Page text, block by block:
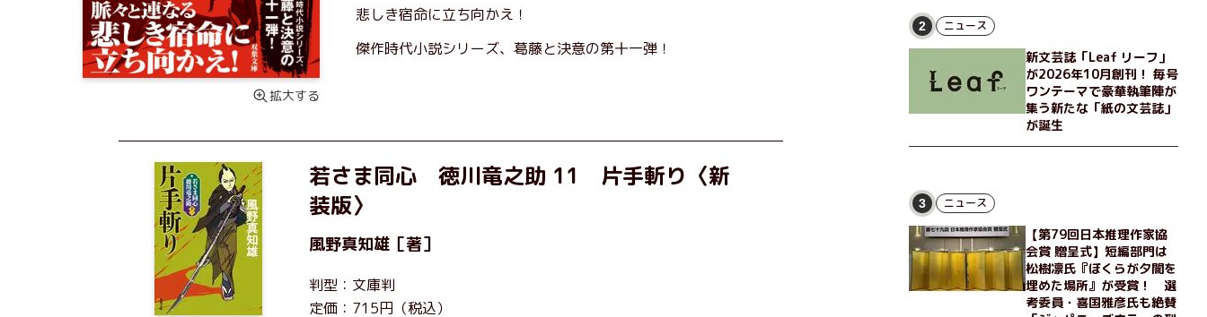
拡大する
悲しき宿命に立ち向かえ！
傑作時代小説シリーズ、葛藤と決意の第十一弾！
若さま同心 徳川竜之助 11 片手斬り〈新
装版〉
風野真知雄 ［著］
判型：文庫判
定価：715円（税込）
ょっとした贅沢を楽しんだり、近所のおばちゃんの
恋バナを聞いてあげたり、部屋でふたりだけの「台
湾映画祭」を催したり。50代独身、幼なじみの変
わらぬ友情とささやかな幸せの日々を描く。
2 ニュース
新文芸誌「Leaf リーフ」
が2026年10月創刊！ 毎号
ワンテーマで豪華執筆陣が
集う新たな「紙の文芸誌」
が誕生
3 ニュース
【第79回日本推理作家協
会賞 贈呈式】短編部門は
松樹凛氏『ぼくらが夕闇を
埋めた場所』が受賞！ 選
考委員・喜国雅彦氏も絶賛